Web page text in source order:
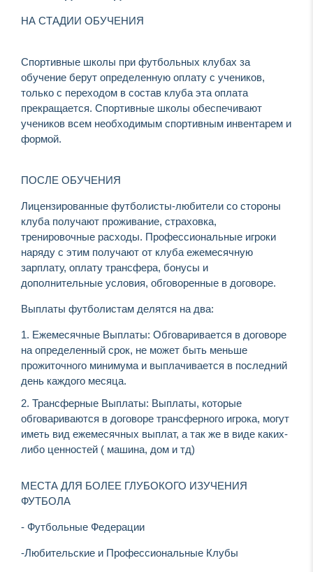
НА СТАДИИ ОБУЧЕНИЯ
Спортивные школы при футбольных клубах за
обучение берут определенную оплату с учеников,
только с переходом в состав клуба эта оплата
прекращается. Спортивные школы обеспечивают
учеников всем необходимым спортивным инвентарем и
формой.
ПОСЛЕ ОБУЧЕНИЯ
Лицензированные футболисты-любители со стороны
клуба получают проживание, страховка,
тренировочные расходы. Профессиональные игроки
наряду с этим получают от клуба ежемесячную
зарплату, оплату трансфера, бонусы и
дополнительные условия, обговоренные в договоре.
Выплаты футболистам делятся на два:
Ежемесячные Выплаты: Обговаривается в договоре
на определенный срок, не может быть меньше
прожиточного минимума и выплачивается в последний
день каждого месяца.
Трансферные Выплаты: Выплаты, которые
обговариваются в договоре трансферного игрока, могут
иметь вид ежемесячных выплат, а так же в виде каких-
либо ценностей ( машина, дом и тд)
МЕСТА ДЛЯ БОЛЕЕ ГЛУБОКОГО ИЗУЧЕНИЯ
ФУТБОЛА
- Футбольные Федерации
-Любительские и Профессиональные Клубы